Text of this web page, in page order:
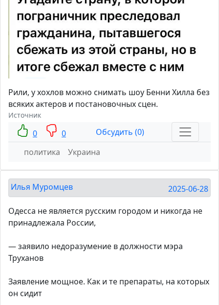
Рили, у хохлов можно снимать шоу Бенни Хилла без
всяких актеров и постановочных сцен.
Источник
0 0
Обсудить (0)
политика
Украина
Илья Муромцев 2025-06-28
Одесса не является русским городом и никогда не
принадлежала России,
— заявило недоразумение в должности мэра
Труханов
Заявление мощное. Как и те препараты, на которых
он сидит